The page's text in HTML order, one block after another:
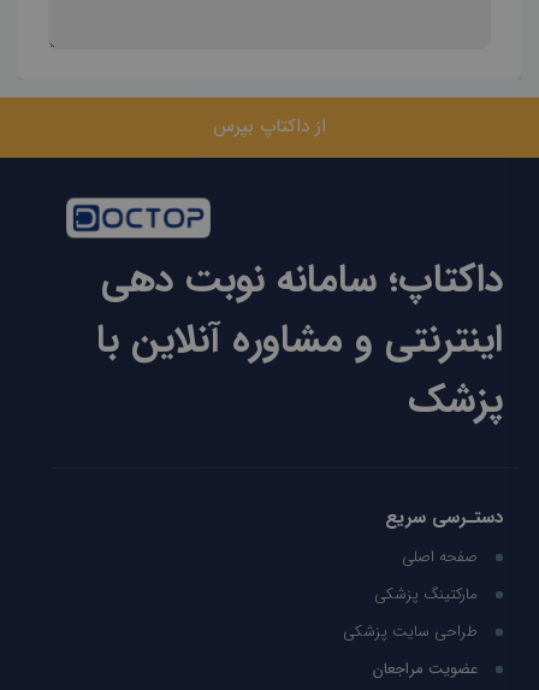
از داکتاپ بپرس
داکتاپ؛ سامانه نوبت دهی
اینترنتی و مشاوره آنلاین با
پزشک
دستـرسی سریع
صفحه اصلی
مارکتینگ پزشکی
طراحی سایت پزشکی
عضویت مراجعان